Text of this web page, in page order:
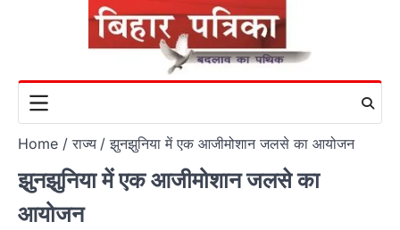
Home राज्य झुनझुनिया में एक आजीमोशान जलसे का आयोजन
झुनझुनिया में एक आजीमोशान जलसे का
आयोजन